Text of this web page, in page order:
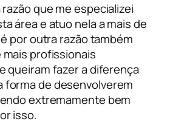
que me especializei
área e atuo nela a mais de
por outra razão também
profissionais
queiram fazer a diferença
forma de desenvolverem
extremamente bem
isso.